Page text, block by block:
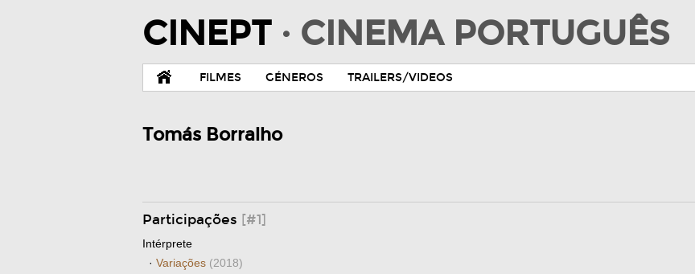
CINEPT · CINEMA PORTUGUÊS
FILMES GÉNEROS TRAILERS/VIDEOS
Tomás Borralho
Participações [#1]
Intérprete
· Variações (2018)